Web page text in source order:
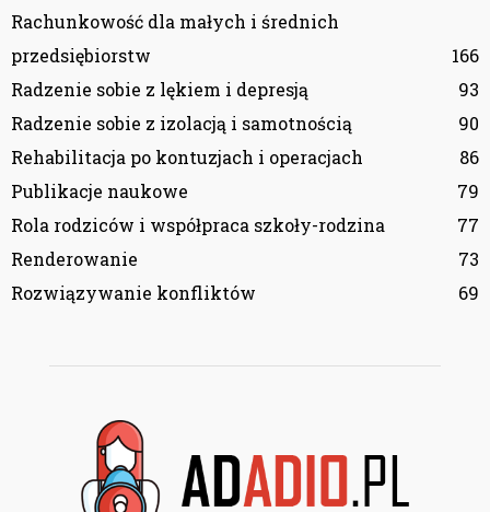
Rachunkowość dla małych i średnich
przedsiębiorstw
166
Radzenie sobie z lękiem i depresją
93
Radzenie sobie z izolacją i samotnością
90
Rehabilitacja po kontuzjach i operacjach
86
Publikacje naukowe
79
Rola rodziców i współpraca szkoły-rodzina
77
Renderowanie
73
Rozwiązywanie konfliktów
69